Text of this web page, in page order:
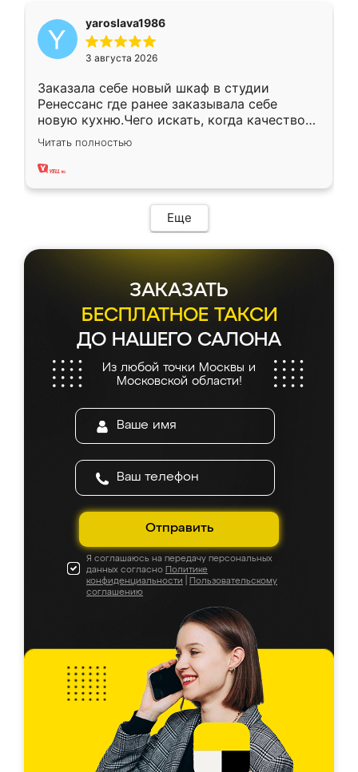
yaroslava1986
3 августа 2026
Заказала себе новый шкаф в студии
Ренессанс где ранее заказывала себе
новую кухню.Чего искать, когда качеством
вполне довольна. Служит кухня уже почти
два года, нареканий нет.
Читать полностью
Еще
ЗАКАЗАТЬ
БЕСПЛАТНОЕ ТАКСИ
ДО НАШЕГО САЛОНА
Из любой точки Москвы и
Московской области!
Отправить
Я соглашаюсь на передачу персональных
данных согласно Политике
конфиденциальности
Пользовательскому
соглашению